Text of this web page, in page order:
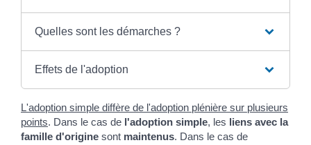
Quelles sont les démarches ?
Effets de l'adoption
L'adoption simple diffère de l'adoption plénière sur plusieurs
points. Dans le cas de l'adoption simple, les liens avec la
famille d'origine sont maintenus. Dans le cas de